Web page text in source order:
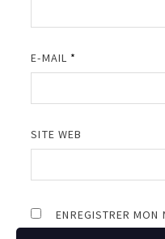
E-MAIL *
SITE WEB
ENREGISTRER